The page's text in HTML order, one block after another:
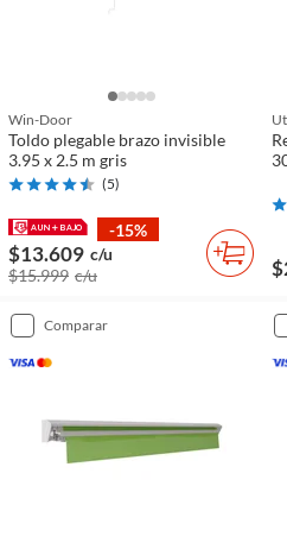
Win-Door
Toldo plegable brazo invisible
3.95 x 2.5 m gris
(5)
-15%
$13.609 c/u
$15.999 c/u
comparar